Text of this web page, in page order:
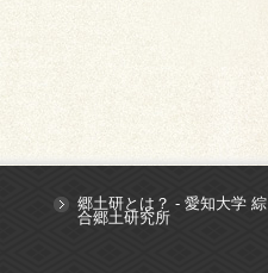
郷土研とは？ - 愛知大学 綜
合郷土研究所